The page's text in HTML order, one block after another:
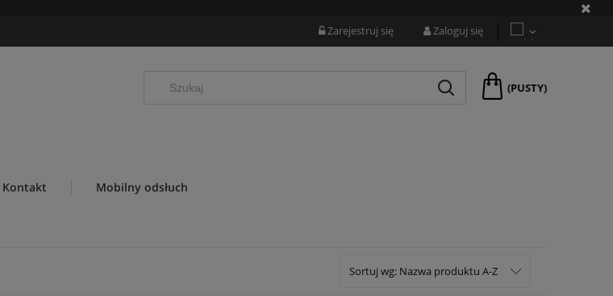
Zarejestruj się Zaloguj się
(PUSTY)
Kontakt Mobilny odsłuch
Sortuj wg: Nazwa produktu A-Z